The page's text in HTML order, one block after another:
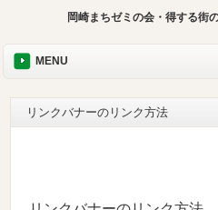
岡崎まちゼミの会・得する街
MENU
リンクバナーのリンク方法